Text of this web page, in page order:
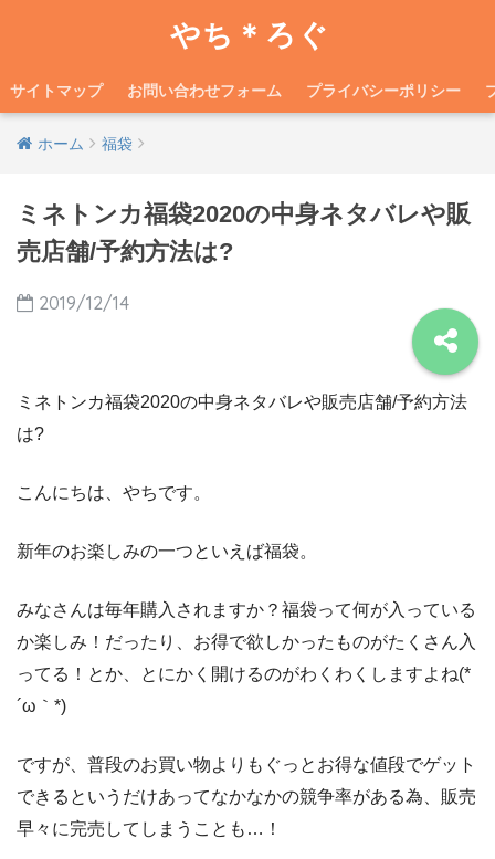
やち＊ろぐ
サイトマップ お問い合わせフォーム プライバシーポリシー
ホーム 福袋
ミネトンカ福袋2020の中身ネタバレや販
売店舗/予約方法は?
2019/12/14
ミネトンカ福袋2020の中身ネタバレや販売店舗/予約方法
は?
こんにちは、やちです。
新年のお楽しみの一つといえば福袋。
みなさんは毎年購入されますか？福袋って何が入っている
か楽しみ！だったり、お得で欲しかったものがたくさん入
ってる！とか、とにかく開けるのがわくわくしますよね(*
´ω｀*)
ですが、普段のお買い物よりもぐっとお得な値段でゲット
できるというだけあってなかなかの競争率がある為、販売
早々に完売してしまうことも…！